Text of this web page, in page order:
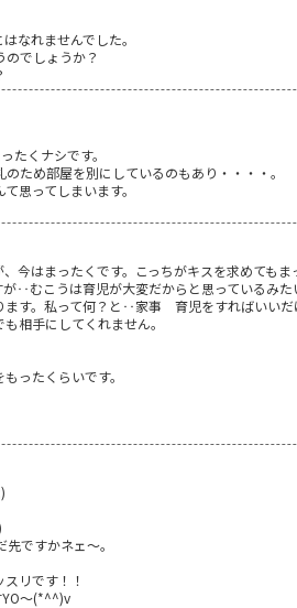
なれませんでした。
でしょうか？
たくナシです。
ため部屋を別にしているのもあり・・・・。
思ってしまいます。
今はまったくです。こっちがキスを求めても
‥むこうは育児が大変だからと思っているみ
す。私って何？と‥家事 育児をすればいいだ
相手にしてくれません。
ったくらいです。
ですかネェ～。
リです！！
YO～(*^^)v